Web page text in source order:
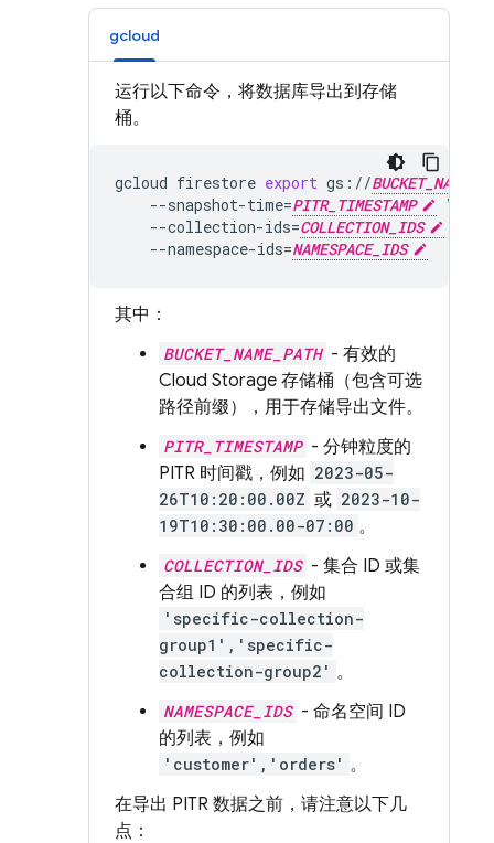
gcloud
运行以下命令，将数据库导出到存储
桶。
gcloud firestore export gs://
--snapshot-time=PITR_TIMESTAMP
\
--collection-ids=COLLECTION_IDS
--namespace-ids=NAMESPACE_IDS
其中：
BUCKET_NAME_PATH - 有效的
Cloud Storage 存储桶（包含可选
路径前缀），用于存储导出文件。
PITR_TIMESTAMP - 分钟粒度的
PITR 时间戳，例如 2023-05-
26T10:20:00.00Z 或 2023-10-
19T10:30:00.00-07:00 。
COLLECTION_IDS - 集合 ID 或集
合组 ID 的列表，例如
'specific-collection-
group1','specific-
collection-group2' 。
NAMESPACE_IDS - 命名空间 ID
的列表，例如
'customer','orders' 。
在导出 PITR 数据之前，请注意以下几
点：